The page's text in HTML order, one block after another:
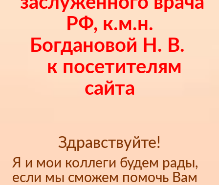
РФ, к.м.н.
Богдановой Н. В.
к посетителям
сайта
Здравствуйте!
Я и мои коллеги будем рады,
если мы сможем помочь Вам